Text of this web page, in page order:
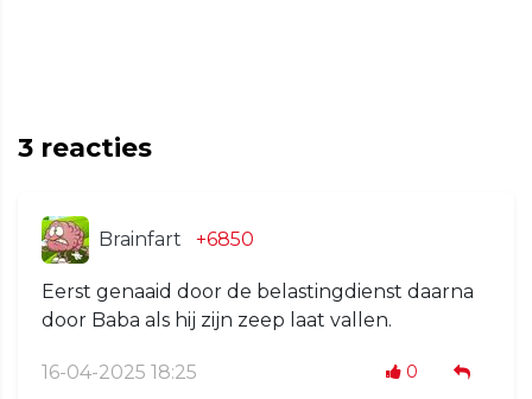
3 reacties
Brainfart +6850
Eerst genaaid door de belastingdienst daarna
door Baba als hij zijn zeep laat vallen.
16-04-2025 18:25 0